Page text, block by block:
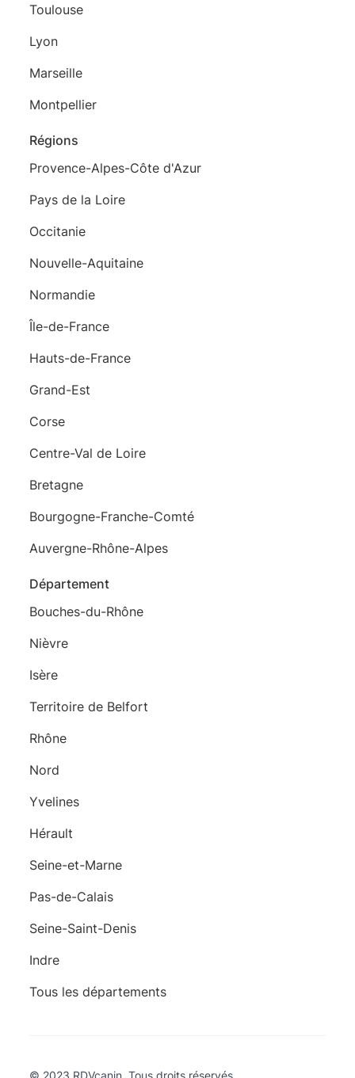
Toulouse
Lyon
Marseille
Montpellier
Régions
Provence-Alpes-Côte d'Azur
Pays de la Loire
Occitanie
Nouvelle-Aquitaine
Normandie
Île-de-France
Hauts-de-France
Grand-Est
Corse
Centre-Val de Loire
Bretagne
Bourgogne-Franche-Comté
Auvergne-Rhône-Alpes
Département
Bouches-du-Rhône
Nièvre
Isère
Territoire de Belfort
Rhône
Nord
Yvelines
Hérault
Seine-et-Marne
Pas-de-Calais
Seine-Saint-Denis
Indre
Tous les départements
© 2023 RDVcanin. Tous droits réservés